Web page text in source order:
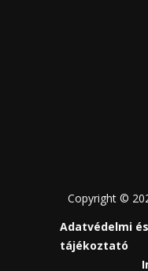
Copyright ©
Adatvédelmi
tájékoztató